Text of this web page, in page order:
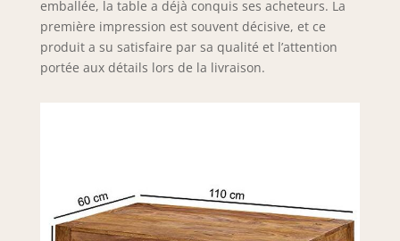
emballée, la table a déjà conquis ses acheteurs. La
première impression est souvent décisive, et ce
produit a su satisfaire par sa qualité et l’attention
portée aux détails lors de la livraison.